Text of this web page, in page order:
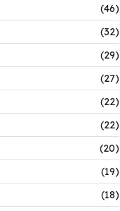
(46)
(32)
(29)
(27)
(22)
(22)
(20)
(19)
(18)